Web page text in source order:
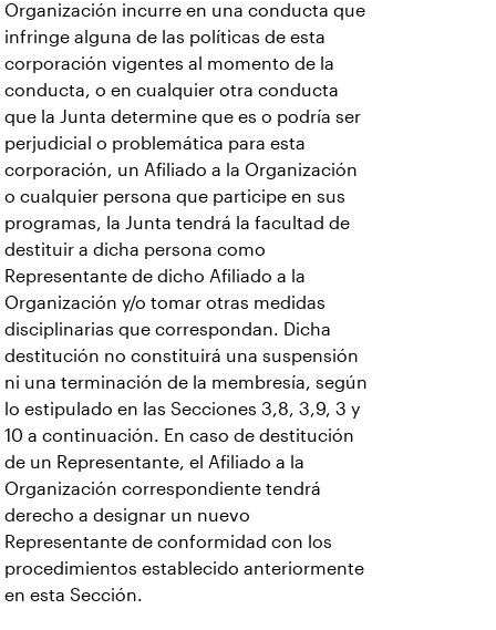
Organización incurre en una conducta que
infringe alguna de las políticas de esta
corporación vigentes al momento de la
conducta, o en cualquier otra conducta
que la Junta determine que es o podría ser
perjudicial o problemática para esta
corporación, un Afiliado a la Organización
o cualquier persona que participe en sus
programas, la Junta tendrá la facultad de
destituir a dicha persona como
Representante de dicho Afiliado a la
Organización y/o tomar otras medidas
disciplinarias que correspondan. Dicha
destitución no constituirá una suspensión
ni una terminación de la membresía, según
lo estipulado en las Secciones 3,8, 3,9, 3 y
10 a continuación. En caso de destitución
de un Representante, el Afiliado a la
Organización correspondiente tendrá
derecho a designar un nuevo
Representante de conformidad con los
procedimientos establecido anteriormente
en esta Sección.